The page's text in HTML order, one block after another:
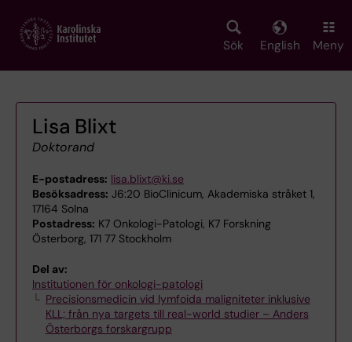
main
Sök English Meny
Lisa Blixt
Doktorand
E-postadress: lisa.blixt@ki.se
Besöksadress: J6:20 BioClinicum, Akademiska stråket 1,
17164 Solna
Postadress: K7 Onkologi-Patologi, K7 Forskning
Österborg, 171 77 Stockholm
Del av:
Institutionen för onkologi-patologi
Precisionsmedicin vid lymfoida maligniteter inklusive
KLL; från nya targets till real-world studier – Anders
Österborgs forskargrupp